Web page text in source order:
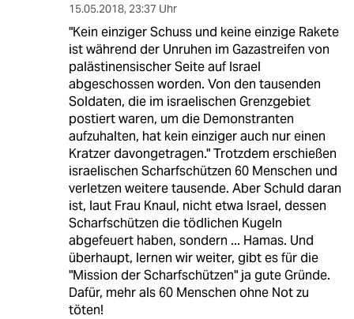
15.05.2018, 23:37 Uhr
"Kein einziger Schuss und keine einzige Rakete
ist während der Unruhen im Gazastreifen von
palästinensischer Seite auf Israel
abgeschossen worden. Von den tausenden
Soldaten, die im israelischen Grenzgebiet
postiert waren, um die Demonstranten
aufzuhalten, hat kein einziger auch nur einen
Kratzer davongetragen." Trotzdem erschießen
israelischen Scharfschützen 60 Menschen und
verletzen weitere tausende. Aber Schuld daran
ist, laut Frau Knaul, nicht etwa Israel, dessen
Scharfschützen die tödlichen Kugeln
abgefeuert haben, sondern ... Hamas. Und
überhaupt, lernen wir weiter, gibt es für die
"Mission der Scharfschützen" ja gute Gründe.
Dafür, mehr als 60 Menschen ohne Not zu
töten!